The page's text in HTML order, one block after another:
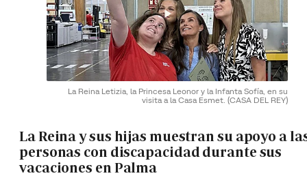
La Reina Letizia, la Princesa Leonor y la Infanta Sofía, en su
visita a la Casa Esmet. (CASA DEL REY)
La Reina y sus hijas muestran su apoyo a
personas con discapacidad durante sus
vacaciones en Palma